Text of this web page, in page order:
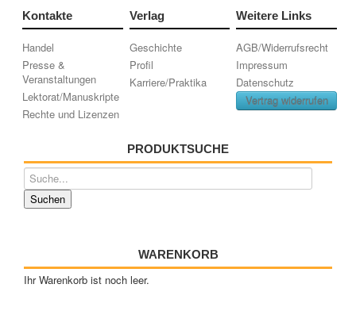
Kontakte
Handel
Presse &
Veranstaltungen
Lektorat/Manuskripte
Rechte und Lizenzen
Verlag
Geschichte
Profil
Karriere/Praktika
Weitere Links
AGB/Widerrufsrecht
Impressum
Datenschutz
Vertrag widerrufen
PRODUKTSUCHE
WARENKORB
Ihr Warenkorb ist noch leer.